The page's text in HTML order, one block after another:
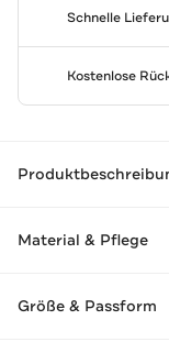
Schnelle
Kostenlose
Material & Pflege
Größe & Passform